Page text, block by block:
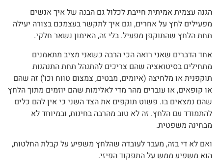
הגנה עצמית אמיתית חייבת לכלול גם הבנה של איך אנשים
מפעילים לחץ על אחרים, וגם איך לתקשר בעצמכם בצורה יעילה
תחת הלחץ שהתוקפן מפעיל. בלי זה, האימון נשאר חלקי.
אחד הדברים שאני רואה הכי הרבה כשאני מציב מתאמנים
מתחילים בסיטואציה שהם צריכים להתנהל תחת התנהגות
תוקפנית או מלחיצה (איומים, מבטים, צמצום טווח וכו’) זה שהם
או קופאים, או עוברים מהר מדי לאלימות שהם יוזמים מתוך הלחץ
שהם נמצאים בו. פשוט תוקפים את הצד השני כי אין להם כלים
להתמודד עם הלחץ. זה לא טוב מהרבה בחינות, ובמיוחד לא
מבחינה משפטית.
ואם לא די בזה, מעבר לעובדה שהלחץ משפיע על קבלת החלטות,
הוא משפיע ממש על התפקוד הפיזי.